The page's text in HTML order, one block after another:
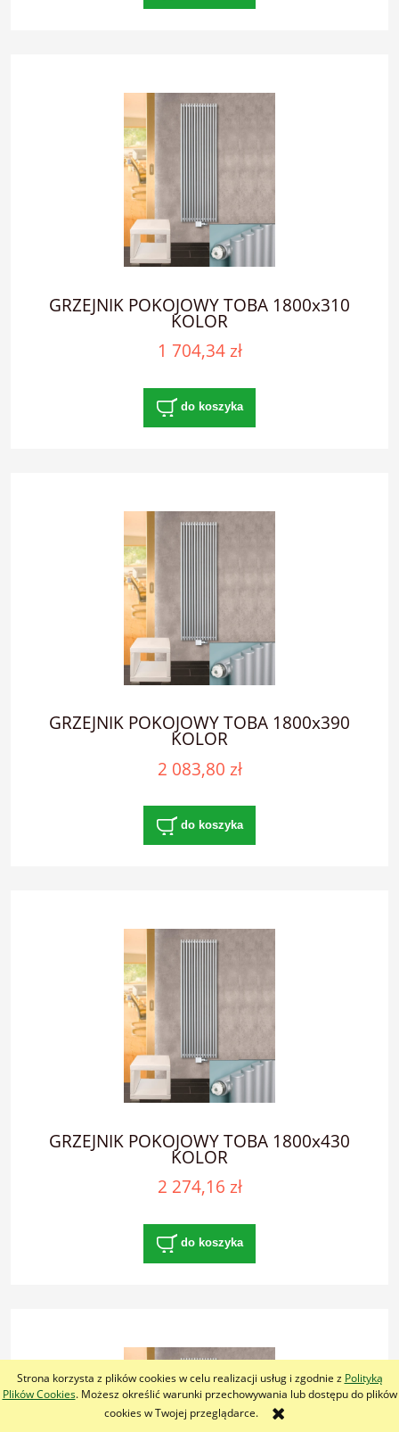
Strona korzysta z plików cookies w celu realizacji usług i zgodnie z Polityką
Plików Cookies. Możesz określić warunki przechowywania lub dostępu do plików
cookies w Twojej przeglądarce.
GRZEJNIK POKOJOWY TOBA 1800x310
KOLOR
1 704,34 zł
do koszyka
GRZEJNIK POKOJOWY TOBA 1800x390
KOLOR
2 083,80 zł
do koszyka
GRZEJNIK POKOJOWY TOBA 1800x430
KOLOR
2 274,16 zł
do koszyka